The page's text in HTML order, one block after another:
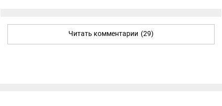
Читать комментарии (29)